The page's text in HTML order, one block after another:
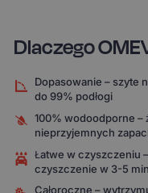
Dlaczego
Dopasowanie – szyte
do 99% podłogi
100% wodoodporne –
nieprzyjemnych
Łatwe w czyszczeniu
czyszczenie w 3-5
Całoroczne –